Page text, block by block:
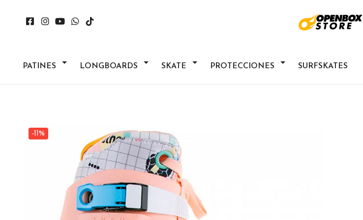
PATINES LONGBOARDS SKATE PROTECCIONES SURFSKATES
-11%